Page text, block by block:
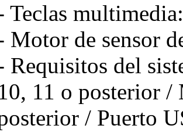
Teclas
Motor de sensor
Requisitos del
11 o posterior /
/ Puerto